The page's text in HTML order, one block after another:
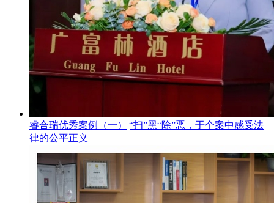
睿合瑞优秀案例（一）|“扫”黑“除”恶，于个案中感受法
律的公平正义